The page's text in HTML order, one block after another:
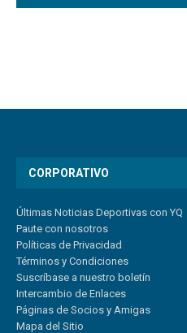
CORPORATIVO
Últimas Noticias Deportivas con YQ
Paute con nosotros
Políticas de Privacidad
Términos y Condiciones
Suscríbase a nuestro boletín
Intercambio de Enlaces
Páginas de Socios y Amigas
Mapa del Sitio